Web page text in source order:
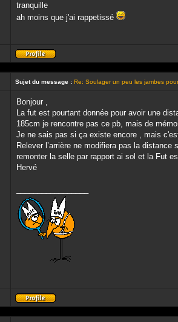
tranquille
ah moins que j'ai rappetissé
Profil
Sujet du message : Re: Soulager un peu les jambes
Bonjour ,
La fut est pourtant donnée pour avoir une
185cm je rencontre pas ce pb, mais de
Je ne sais pas si ça existe encore , mais
Relever l’arrière ne modifiera pas la
remonter la selle par rapport ai sol et la Fut
Hervé
Profil